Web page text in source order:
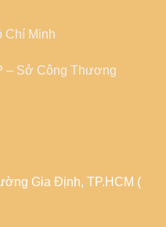
Chí Minh
– Sở Công Thương
Gia Định, TP.HCM (